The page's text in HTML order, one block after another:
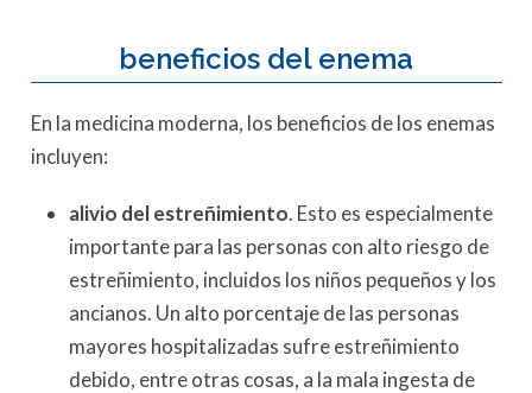
beneficios del enema
En la medicina moderna, los beneficios de los enemas
incluyen:
alivio del estreñimiento. Esto es especialmente
importante para las personas con alto riesgo de
estreñimiento, incluidos los niños pequeños y los
ancianos. Un alto porcentaje de las personas
mayores hospitalizadas sufre estreñimiento
debido, entre otras cosas, a la mala ingesta de